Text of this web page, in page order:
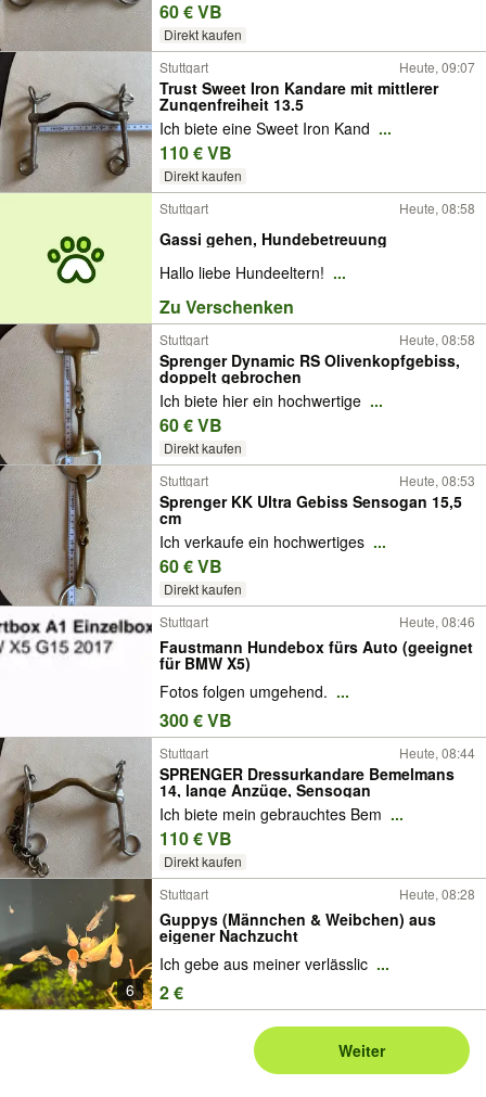
60 € VB
Direkt kaufen
Stuttgart
Heute, 09:07
Trust Sweet Iron Kandare mit mittlerer
Zungenfreiheit 13.5
Ich biete eine Sweet Iron Kand ...
110 € VB
Direkt kaufen
Stuttgart
Heute, 08:58
Gassi gehen, Hundebetreuung
Hallo liebe Hundeeltern! ...
Zu Verschenken
Stuttgart Heute, 08:58
Sprenger Dynamic RS Olivenkopfgebiss,
doppelt gebrochen
Ich biete hier ein hochwertige ...
60 € VB
Direkt kaufen
Stuttgart
Heute, 08:53
Sprenger KK Ultra Gebiss Sensogan 15,5
cm
Ich verkaufe ein hochwertiges ...
60 € VB
Direkt kaufen
Stuttgart
Heute, 08:46
Faustmann Hundebox fürs Auto (geeignet
für BMW X5)
Fotos folgen umgehend. ...
300 € VB
Stuttgart Heute, 08:44
SPRENGER Dressurkandare Bemelmans
14, lange Anzüge, Sensogan
Ich biete mein gebrauchtes Bem ...
110 € VB
Direkt kaufen
6
Stuttgart Heute, 08:28
Guppys (Männchen & Weibchen) aus
eigener Nachzucht
Ich gebe aus meiner verlässlic ...
2 €
Weiter